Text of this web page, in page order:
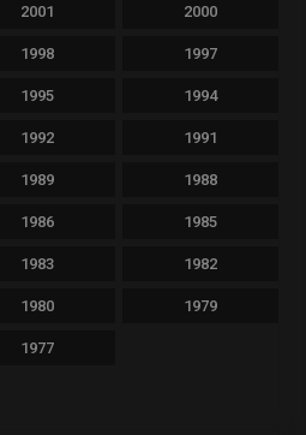
2001 2000
1998 1997
1995 1994
1992 1991
1989 1988
1986 1985
1983 1982
1980 1979
1977